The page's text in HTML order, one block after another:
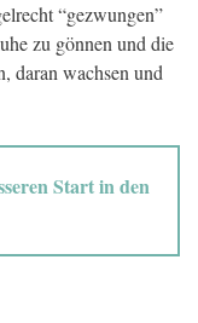
“gezwungen”
zu gönnen und die
daran wachsen und
Start in den